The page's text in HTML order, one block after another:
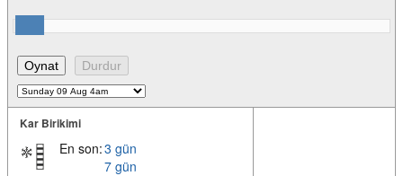
Kar Birikimi
En son:3 gün
7 gün